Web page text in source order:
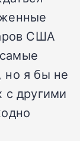
США
но я бы не
с другими